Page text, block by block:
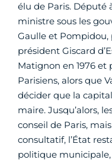
élu de Paris. Député
ministre sous les
Gaulle et
président Giscard
Matignon en 1976 et
Parisiens, alors que
décider que la
maire. Jusqu’alors,
conseil de Paris,
consultatif, l’État
politique